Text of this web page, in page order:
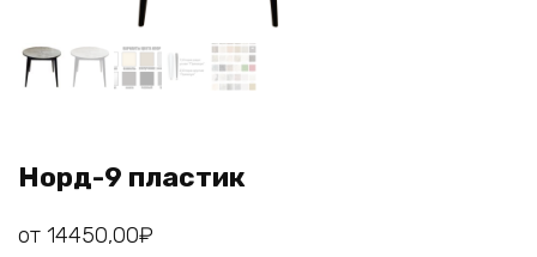
Норд-9 пластик
от 14450,00₽